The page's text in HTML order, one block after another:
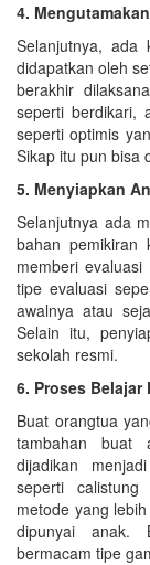
4.
Selanjutnya,
didapatkan oleh
berakhir
seperti berdikari,
seperti optimis
Sikap itu pun bisa
5. Menyiapkan
Selanjutnya ada
bahan pemikiran
memberi
tipe evaluasi
awalnya atau
Selain itu,
sekolah resmi.
6. Proses Belajar
Buat orangtua
tambahan buat
dijadikan
seperti calistung
metode yang
dipunyai anak.
bermacam tipe